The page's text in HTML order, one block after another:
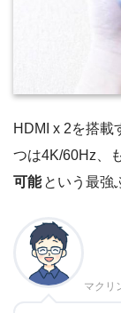
HDMI x 2を搭載
つは4K/60Hz、
可能 という最強
マクリ